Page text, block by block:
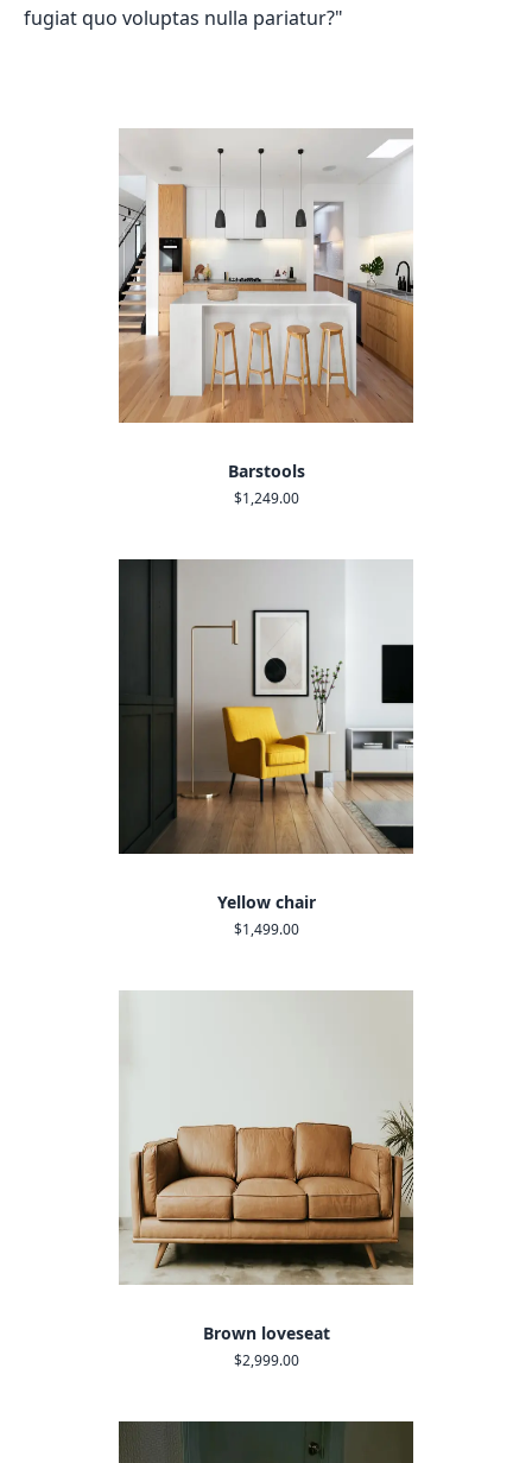
fugiat quo voluptas nulla pariatur?"
Barstools
$1,249.00
Yellow chair
$1,499.00
Brown loveseat
$2,999.00